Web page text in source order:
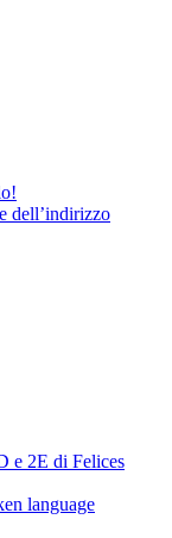
dell’indirizzo
e 2E di Felices
language